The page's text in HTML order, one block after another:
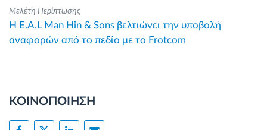
Μελέτη Περίπτωσης
Η E.A.L Man Hin & Sons βελτιώνει την υποβολή
αναφορών από το πεδίο με το Frotcom
ΚΟΙΝΟΠΟΙΗΣΗ